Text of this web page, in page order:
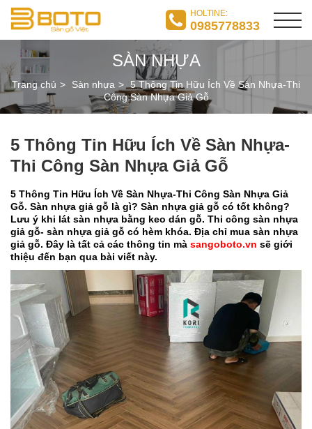
HOLTINE:
0985778833
SÀN NHỰA
Trang chủ Sàn nhựa
5 Thông Tin Hữu Ích Về Sàn Nhựa-Thi
Công Sàn Nhựa Giả Gỗ
5 Thông Tin Hữu Ích Về Sàn Nhựa-
Thi Công Sàn Nhựa Giả Gỗ
5 Thông Tin Hữu Ích Về Sàn Nhựa-Thi Công Sàn Nhựa Giả
Gỗ. Sàn nhựa giả gỗ là gì? Sàn nhựa giả gỗ có tốt không?
Lưu ý khi lát sàn nhựa bằng keo dán gỗ. Thi công sàn nhựa
giả gỗ- sàn nhựa giả gỗ có hèm khóa. Địa chỉ mua sàn nhựa
giả gỗ. Đây là tất cả các thông tin mà sangoboto.vn sẽ giới
thiệu đến bạn qua bài viết này.